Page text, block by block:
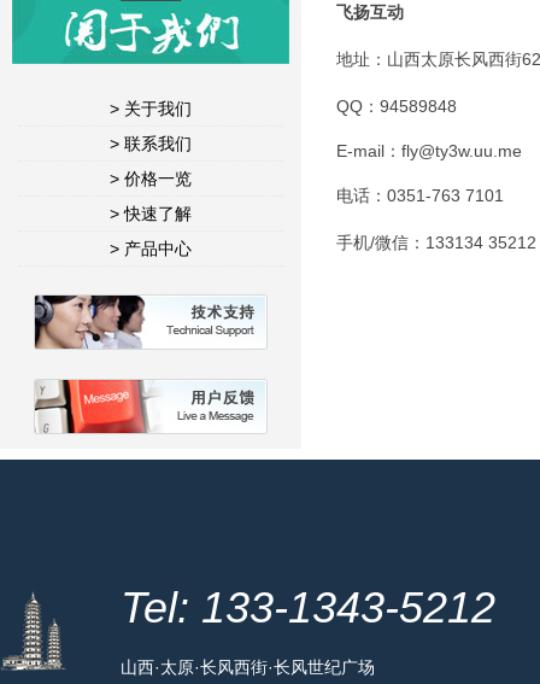
> 关于我们
> 联系我们
> 价格一览
> 快速了解
> 产品中心
飞扬互动
地址：山西太原长风西街
QQ：94589848
E-mail：fly@ty3w.uu.me
电话：0351-763 7101
手机/微信：133134 35212
Tel: 133-1343-5212
山西·太原·长风西街·长风世纪广场